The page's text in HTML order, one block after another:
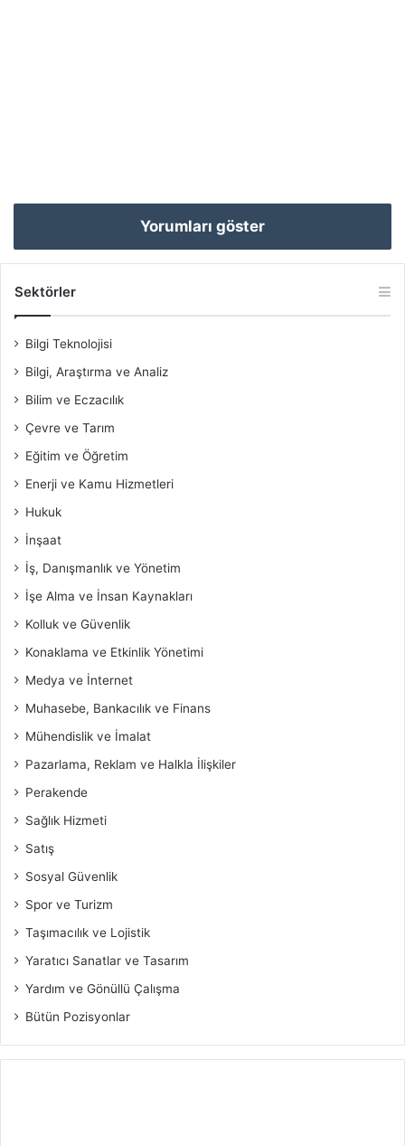
Yorumları göster
Sektörler
Bilgi Teknolojisi
Bilgi, Araştırma ve Analiz
Bilim ve Eczacılık
Çevre ve Tarım
Eğitim ve Öğretim
Enerji ve Kamu Hizmetleri
Hukuk
İnşaat
İş, Danışmanlık ve Yönetim
İşe Alma ve İnsan Kaynakları
Kolluk ve Güvenlik
Konaklama ve Etkinlik Yönetimi
Medya ve İnternet
Muhasebe, Bankacılık ve Finans
Mühendislik ve İmalat
Pazarlama, Reklam ve Halkla İlişkiler
Perakende
Sağlık Hizmeti
Satış
Sosyal Güvenlik
Spor ve Turizm
Taşımacılık ve Lojistik
Yaratıcı Sanatlar ve Tasarım
Yardım ve Gönüllü Çalışma
Bütün Pozisyonlar